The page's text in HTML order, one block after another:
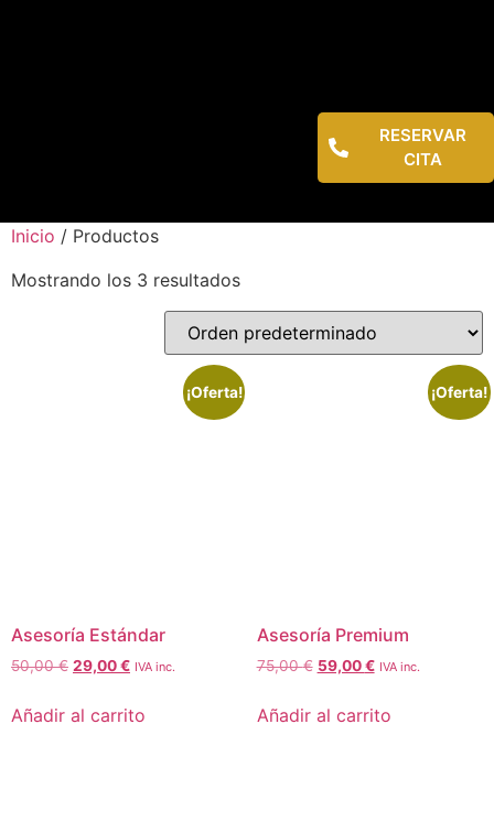
RESERVAR
CITA
Inicio / Productos
Mostrando los 3 resultados
¡Oferta!
Asesoría Estándar
50,00€ 29,00€ IVA inc.
Añadir al carrito
¡Oferta!
Asesoría Premium
75,00€ 59,00€ IVA inc.
Añadir al carrito